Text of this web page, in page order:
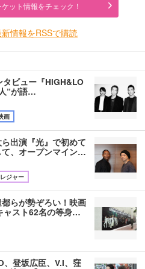
ット情報をチェック！
情報をRSSで購読
ビュー『HiGH&LO
”が語…
画
出演『光』で初めて
、オープンマイン…
ジャー
らが勢ぞろい！映画
ャスト62名の等身…
登坂広臣、V.I、窪